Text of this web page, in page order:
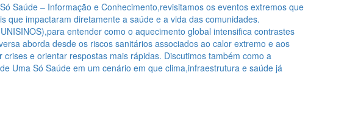
Saúde – Informação e Conhecimento,revisitamos os eventos extremos que
impactaram diretamente a saúde e a vida das comunidades.
entender como o aquecimento global intensifica contrastes
aborda desde os riscos sanitários associados ao calor extremo e aos
e orientar respostas mais rápidas. Discutimos também como a
Uma Só Saúde em um cenário em que clima,infraestrutura e saúde já